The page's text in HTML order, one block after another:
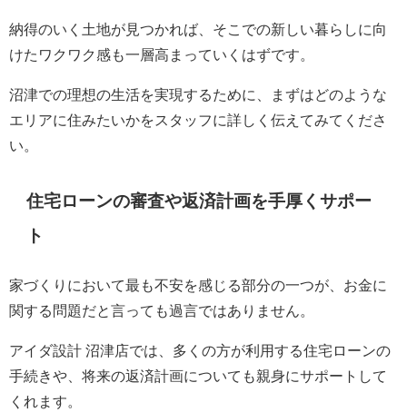
納得のいく土地が見つかれば、そこでの新しい暮らしに向
けたワクワク感も一層高まっていくはずです。
沼津での理想の生活を実現するために、まずはどのような
エリアに住みたいかをスタッフに詳しく伝えてみてくださ
い。
住宅ローンの審査や返済計画を手厚くサポー
ト
家づくりにおいて最も不安を感じる部分の一つが、お金に
関する問題だと言っても過言ではありません。
アイダ設計 沼津店では、多くの方が利用する住宅ローンの
手続きや、将来の返済計画についても親身にサポートして
くれます。